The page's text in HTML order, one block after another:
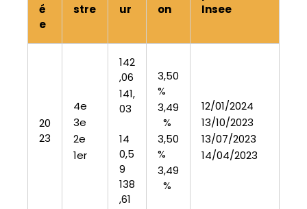
é
e
stre
ur
on
Insee
20
23
4e
3e
2e
1er
142
,06
141,
03
14
0,5
9
138
,61
3,50
%
3,49
%
3,50
%
3,49
%
12/01/2024
13/10/2023
13/07/2023
14/04/2023